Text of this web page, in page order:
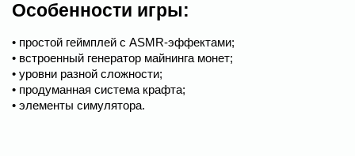
Особенности игры:
• простой геймплей с ASMR-эффектами;
• встроенный генератор майнинга монет;
• уровни разной сложности;
• продуманная система крафта;
• элементы симулятора.